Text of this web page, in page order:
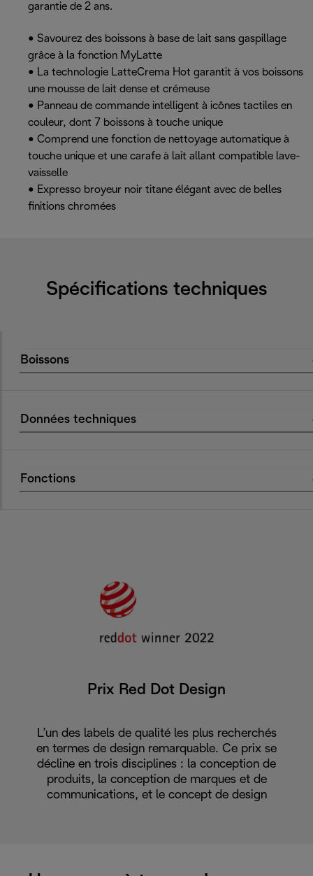
garantie de 2 ans.
• Savourez des boissons à base de lait sans gaspillage
grâce à la fonction MyLatte
• La technologie LatteCrema Hot garantit à vos boissons
une mousse de lait dense et crémeuse
• Panneau de commande intelligent à icônes tactiles en
couleur, dont 7 boissons à touche unique
• Comprend une fonction de nettoyage automatique à
touche unique et une carafe à lait allant compatible lave-
vaisselle
• Expresso broyeur noir titane élégant avec de belles
finitions chromées
Spécifications techniques
Boissons
Données techniques
Fonctions
Prix Red Dot Design
L’un des labels de qualité les plus recherchés
en termes de design remarquable. Ce prix se
décline en trois disciplines : la conception de
produits, la conception de marques et de
communications, et le concept de design